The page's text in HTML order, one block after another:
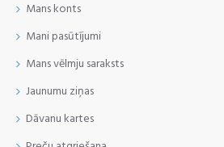
Mans konts
Mani pasūtījumi
Mans vēlmju saraksts
Jaunumu ziņas
Dāvanu kartes